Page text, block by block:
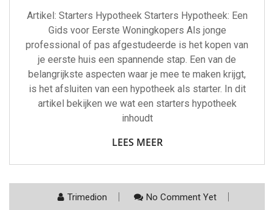
Artikel: Starters Hypotheek Starters Hypotheek: Een
Gids voor Eerste Woningkopers Als jonge
professional of pas afgestudeerde is het kopen van
je eerste huis een spannende stap. Een van de
belangrijkste aspecten waar je mee te maken krijgt,
is het afsluiten van een hypotheek als starter. In dit
artikel bekijken we wat een starters hypotheek
inhoudt
LEES MEER
Trimedion
No Comment Yet